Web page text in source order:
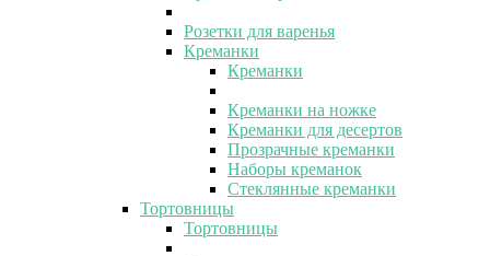
Розетки для варенья
Креманки
Креманки
Креманки на ножке
Креманки для десертов
Прозрачные креманки
Наборы креманок
Стеклянные креманки
Тортовницы
Тортовницы